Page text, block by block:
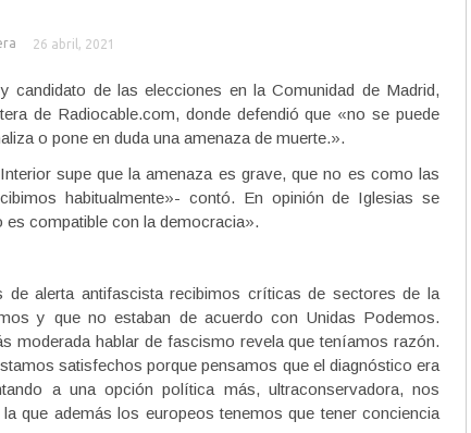
26 abril, 2021
candidato de las elecciones en la Comunidad de Madrid,
de Radiocable.com, donde defendió que «no se puede
o pone en duda una amenaza de muerte.».
supe que la amenaza es grave, que no es como las
habitualmente»- contó. En opinión de Iglesias se
compatible con la democracia».
alerta antifascista recibimos críticas de sectores de la
y que no estaban de acuerdo con Unidas Podemos.
hablar de fascismo revela que teníamos razón.
satisfechos porque pensamos que el diagnóstico era
a una opción política más, ultraconservadora, nos
que además los europeos tenemos que tener conciencia